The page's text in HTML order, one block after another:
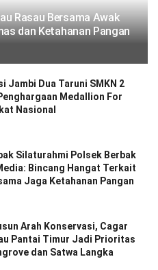
Rasau Bersama Awak
dan Ketahanan Pangan
Jambi Dua Taruni SMKN 2
Medallion For
Nasional
Silaturahmi Polsek Berbak
Bincang Hangat Terkait
Jaga Ketahanan Pangan
Arah Konservasi, Cagar
Pantai Timur Jadi Prioritas
dan Satwa Langka